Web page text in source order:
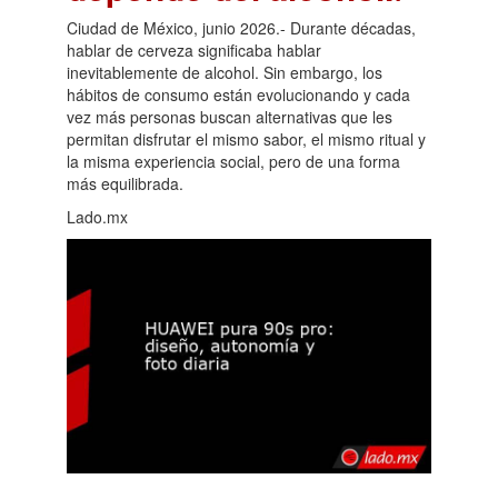
Ciudad de México, junio 2026.- Durante décadas,
hablar de cerveza significaba hablar
inevitablemente de alcohol. Sin embargo, los
hábitos de consumo están evolucionando y cada
vez más personas buscan alternativas que les
permitan disfrutar el mismo sabor, el mismo ritual y
la misma experiencia social, pero de una forma
más equilibrada.
Lado.mx